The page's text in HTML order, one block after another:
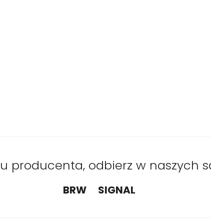
producenta, odbierz w naszych
BRW SIGNAL